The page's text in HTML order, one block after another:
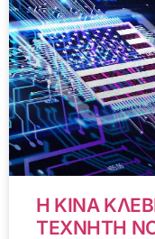
Η ΚΙΝΑ
ΤΕΧΝΗΤΗ